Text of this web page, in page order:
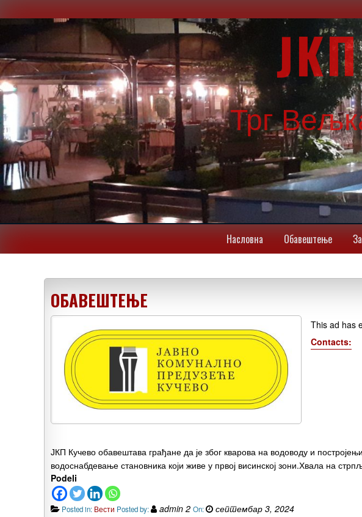
Трг
Насловна Обавештењe
ОБАВЕШТЕЊЕ
This ad has
Contacts:
ЈКП Кучево обавештава грађане да је због кварова на водоводу и
водоснабдевање становника који живе у првој висинској зони.Хвала на
Podeli
Posted in: Вести Posted by: admin 2 On: септембар 3, 2024